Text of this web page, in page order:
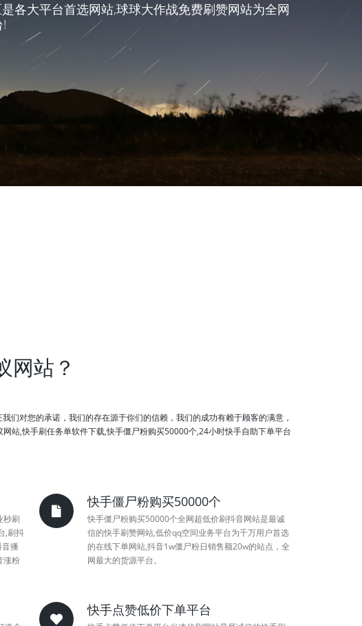
各大平台首选网站,球球大作战免费刷赞网站为全网
网站？
们对您的承诺，我们的存在源于你们的信赖，我们的成功有赖于顾客的满意，
站,快手刷任务单软件下载,快手僵尸粉购买50000个,24小时快手自助下单平台
秒刷
,刷抖
播
涨粉
快手僵尸粉购买50000个
快手僵尸粉购买50000个全网超低价刷抖音网站是最诚
信的快手刷赞网站,低价qq空间业务平台为千万用户首选
的在线下单网站,抖音1w僵尸粉日销售额20w的站点，全
网最大的货源平台。
快手点赞低价下单平台